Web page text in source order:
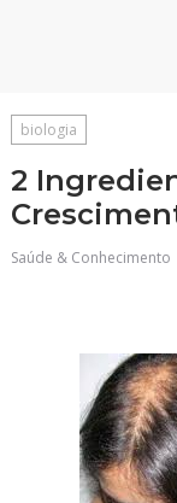
biologia
2
Saúde & Conhecimento